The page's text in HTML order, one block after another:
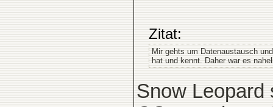
Zitat:
Mir gehts um Datenaustausch
hat und kennt. Daher war es
Snow Leopard